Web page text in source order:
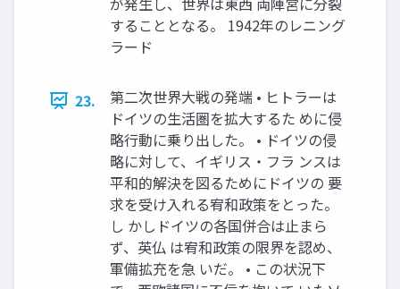
することとなる。 1942年のレニング
ラード
23.
第二次世界大戦の発端 • ヒトラーは
ドイツの生活圏を拡大するた めに侵
略行動に乗り出した。 • ドイツの侵
略に対して、イギリス・フラ ンスは
平和的解決を図るためにドイツの 要
求を受け入れる宥和政策をとった。
し かしドイツの各国併合は止まら
ず、英仏 は宥和政策の限界を認め、
軍備拡充を急 いだ。 • この状況下